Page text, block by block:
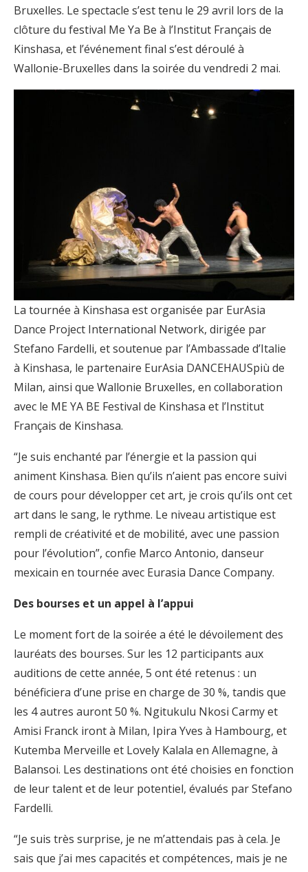
Bruxelles. Le spectacle s’est tenu le 29 avril lors de la
clôture du festival Me Ya Be à l’Institut Français de
Kinshasa, et l’événement final s’est déroulé à
Wallonie-Bruxelles dans la soirée du vendredi 2 mai.
La tournée à Kinshasa est organisée par EurAsia
Dance Project International Network, dirigée par
Stefano Fardelli, et soutenue par l’Ambassade d’Italie
à Kinshasa, le partenaire EurAsia DANCEHAUSpiù de
Milan, ainsi que Wallonie Bruxelles, en collaboration
avec le ME YA BE Festival de Kinshasa et l’Institut
Français de Kinshasa.
“Je suis enchanté par l’énergie et la passion qui
animent Kinshasa. Bien qu’ils n’aient pas encore suivi
de cours pour développer cet art, je crois qu’ils ont cet
art dans le sang, le rythme. Le niveau artistique est
rempli de créativité et de mobilité, avec une passion
pour l’évolution”, confie Marco Antonio, danseur
mexicain en tournée avec Eurasia Dance Company.
Des bourses et un appel à l’appui
Le moment fort de la soirée a été le dévoilement des
lauréats des bourses. Sur les 12 participants aux
auditions de cette année, 5 ont été retenus : un
bénéficiera d’une prise en charge de 30 %, tandis que
les 4 autres auront 50 %. Ngitukulu Nkosi Carmy et
Amisi Franck iront à Milan, Ipira Yves à Hambourg, et
Kutemba Merveille et Lovely Kalala en Allemagne, à
Balansoi. Les destinations ont été choisies en fonction
de leur talent et de leur potentiel, évalués par Stefano
Fardelli.
“Je suis très surprise, je ne m’attendais pas à cela. Je
sais que j’ai mes capacités et compétences, mais je ne